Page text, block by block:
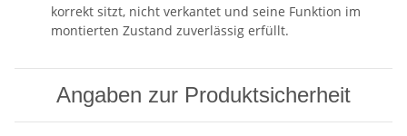
korrekt sitzt, nicht verkantet und seine Funktion im
montierten Zustand zuverlässig erfüllt.
Angaben zur Produktsicherheit